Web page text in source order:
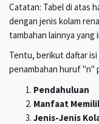
Catatan: Tabel di atas
dengan jenis kolam
tambahan lainnya yang
Tentu, berikut daftar
penambahan huruf "n"
Pendahuluan
Manfaat
Jenis-Jenis